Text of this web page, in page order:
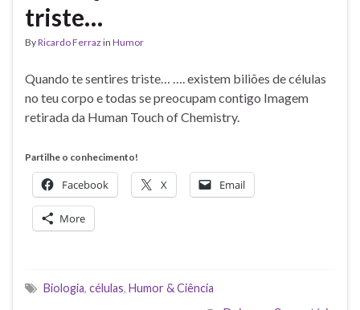
triste…
ByRicardo Ferraz in Humor
Quando te sentires triste… …. existem biliões de células
no teu corpo e todas se preocupam contigo Imagem
retirada da Human Touch of Chemistry.
Partilhe o conhecimento!
Facebook X Email
More
Biologia, células, Humor & Ciência